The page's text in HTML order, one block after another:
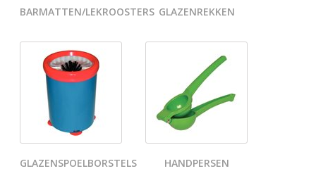
BARMATTEN/LEKROOSTERS GLAZENREKKEN
GLAZENSPOELBORSTELS HANDPERSEN